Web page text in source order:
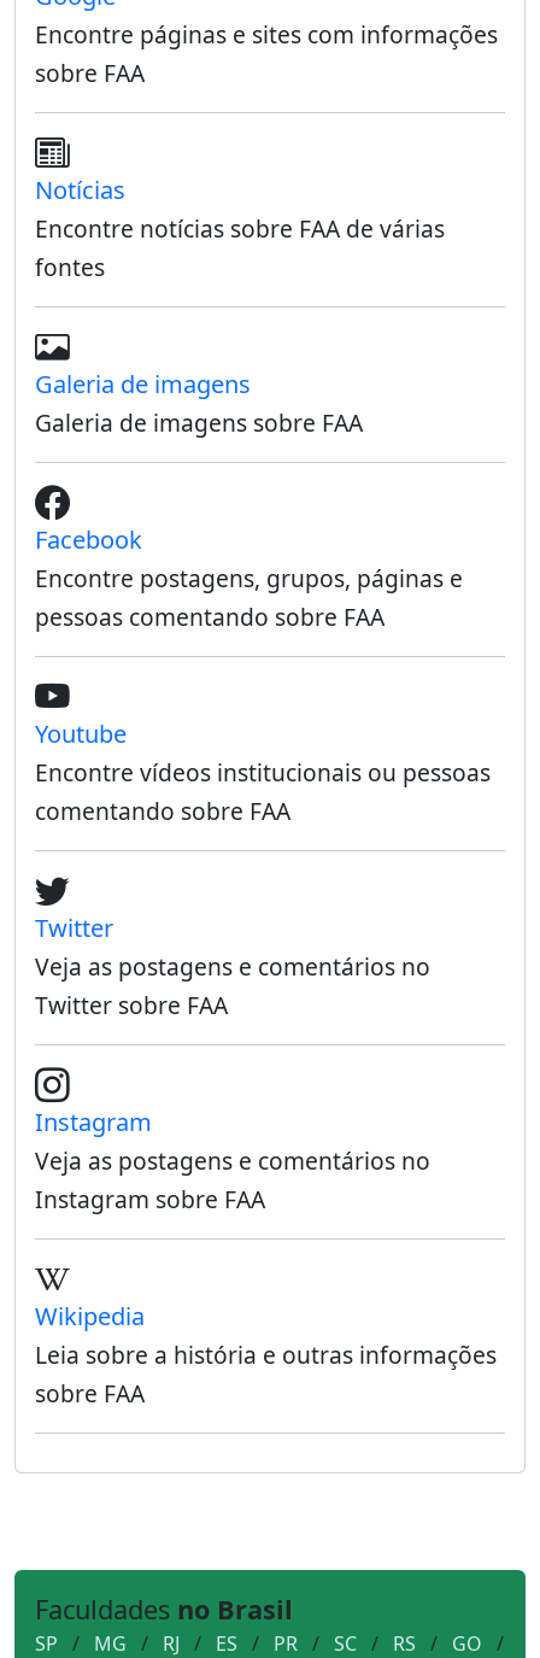
Encontre páginas e sites com informações
sobre FAA
Notícias
Encontre notícias sobre FAA de várias
fontes
Galeria de imagens
Galeria de imagens sobre FAA
Facebook
Encontre postagens, grupos, páginas e
pessoas comentando sobre FAA
Youtube
Encontre vídeos institucionais ou pessoas
comentando sobre FAA
Twitter
Veja as postagens e comentários no
Twitter sobre FAA
Instagram
Veja as postagens e comentários no
Instagram sobre FAA
Wikipedia
Leia sobre a história e outras informações
sobre FAA
Faculdades no Brasil
SP / MG / RJ / ES / PR / SC / RS / GO /